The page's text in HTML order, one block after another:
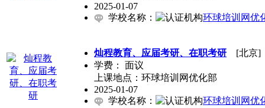
2025-01-07
学校名称：
环球培训网优
灿程教育、应届考研、在职考研 [北京]
学费： 面议
上课地点：环球培训网优化部
2025-01-07
学校名称：
环球培训网优